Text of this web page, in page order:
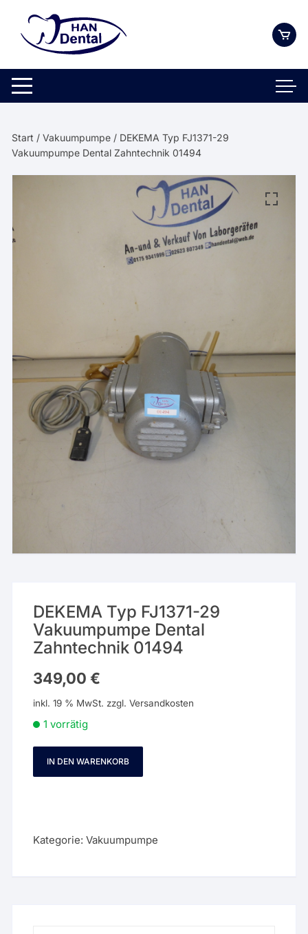
springen
Start /Vakuumpumpe / DEKEMA Typ FJ1371-29
Vakuumpumpe Dental Zahntechnik 01494
DEKEMA Typ FJ1371-29
Vakuumpumpe Dental
Zahntechnik 01494
349,00€
inkl. 19 % MwSt. zzgl.Versandkosten
1 vorrätig
DEKEMA
Vakuumpumpe
IN DEN WARENKORB
Kategorie:Vakuumpumpe